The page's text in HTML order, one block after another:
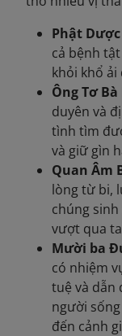
Phật
cả bệnh
khỏi khổ ải
Ông Tơ
duyên và
tình tìm
và giữ gìn
Quan Âm
lòng từ bi,
chúng
vượt qua
Mười ba
có nhiệm
tuệ và dẫn
người
đến cảnh